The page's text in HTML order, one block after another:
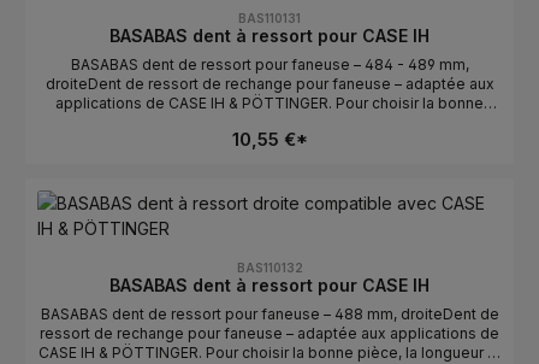
Numéros OE.
BAS110131
BASABAS dent à ressort pour CASE IH
BASABAS dent de ressort pour faneuse – 484 - 489 mm,
droiteDent de ressort de rechange pour faneuse – adaptée aux
applications de CASE IH & PÖTTINGER. Pour choisir la bonne
un remplacement rapide en cas de dents usées ou
PÖTTINGERFabricant : BASABASConseils de sélectionComparer
avec l’ancienne pièce : la longueur et la courbure/l’orientation
doivent correspondre.Vérifier gauche/droite : droite détermine la
Numéros OE.
10,55 €*
BAS110132
BASABAS dent à ressort pour CASE IH
BASABAS dent de ressort pour faneuse – 488 mm, droiteDent de
ressort de rechange pour faneuse – adaptée aux applications de
CASE IH & PÖTTINGER. Pour choisir la bonne pièce, la longueur et